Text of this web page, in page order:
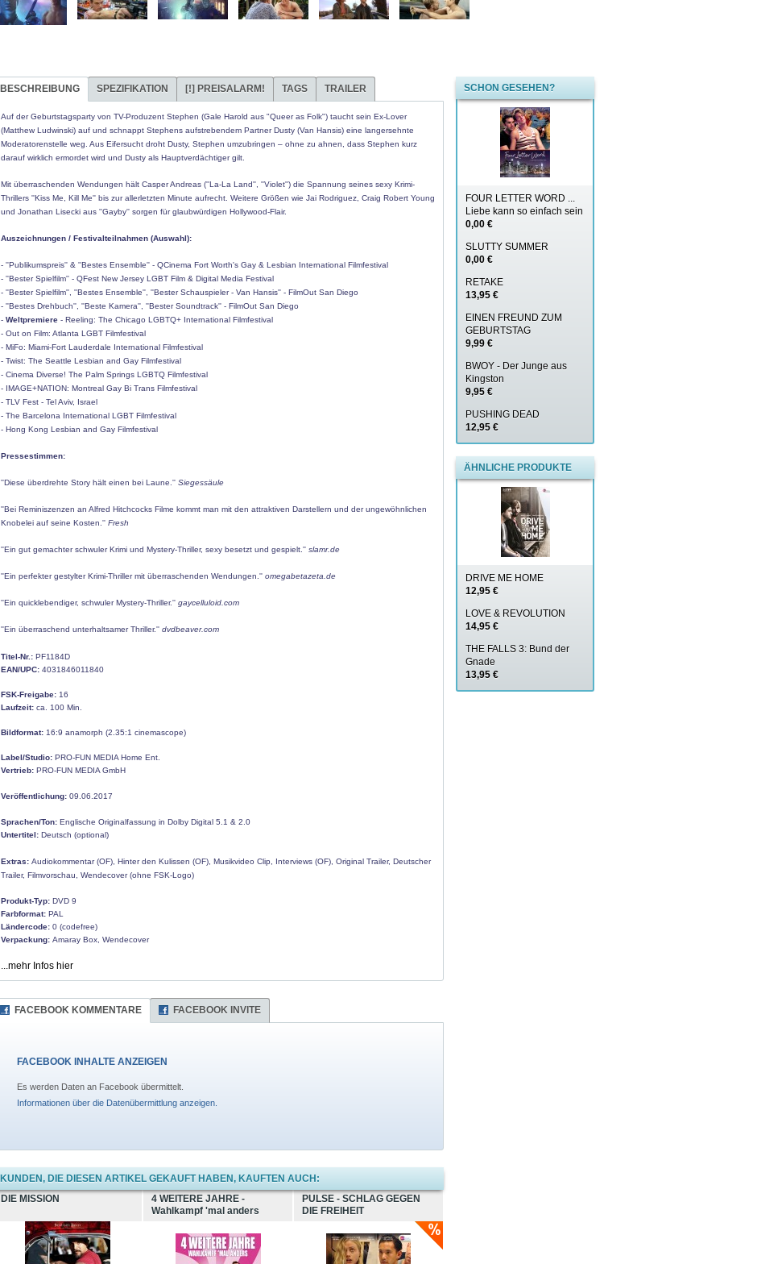
BESCHREIBUNG SPEZIFIKATION [!] PREISALARM! TAGS TRAILER
Auf der Geburtstagsparty von TV-Produzent Stephen (Gale Harold aus "Queer as Folk") taucht sein Ex-Lover
(Matthew Ludwinski) auf und schnappt Stephens aufstrebendem Partner Dusty (Van Hansis) eine langersehnte
Moderatorenstelle weg. Aus Eifersucht droht Dusty, Stephen umzubringen – ohne zu ahnen, dass Stephen kurz
darauf wirklich ermordet wird und Dusty als Hauptverdächtiger gilt.
Mit überraschenden Wendungen hält Casper Andreas (''La-La Land'' ''Violet'') die Spannung seines sexy Krimi-
Thrillers ''Kiss Me, Kill Me'' bis zur allerletzten Minute aufrecht. Weitere Größen wie Jai Rodriguez, Craig Robert Young
und Jonathan Lisecki aus ''Gayby'' sorgen für glaubwürdigen Hollywood-Flair.
Auszeichnungen / Festivalteilnahmen (Auswahl):
- ''Publikumspreis'' & ''Bestes Ensemble'' - QCinema Fort Worth's Gay & Lesbian International Filmfestival
- ''Bester Spielfilm'' - QFest New Jersey LGBT Film & Digital Media Festival
- ''Bester Spielfilm'', ''Bestes Ensemble'', ''Bester Schauspieler - Van Hansis'' - FilmOut San Diego
- ''Bestes Drehbuch'', ''Beste Kamera'', ''Bester Soundtrack'' - FilmOut San Diego
- Weltpremiere - Reeling: The Chicago LGBTQ+ International Filmfestival
- Out on Film: Atlanta LGBT Filmfestival
- MiFo: Miami-Fort Lauderdale International Filmfestival
- Twist: The Seattle Lesbian and Gay Filmfestival
- Cinema Diverse! The Palm Springs LGBTQ Filmfestival
- IMAGE+NATION: Montreal Gay Bi Trans Filmfestival
- TLV Fest - Tel Aviv, Israel
- The Barcelona International LGBT Filmfestival
- Hong Kong Lesbian and Gay Filmfestival
Pressestimmen:
''Diese überdrehte Story hält einen bei Laune.'' Siegessäule
''Bei Reminiszenzen an Alfred Hitchcocks Filme kommt man mit den attraktiven Darstellern und der ungewöhnlichen
Knobelei auf seine Kosten.'' Fresh
''Ein gut gemachter schwuler Krimi und Mystery-Thriller, sexy besetzt und gespielt.'' slamr.de
''Ein perfekter gestylter Krimi-Thriller mit überraschenden Wendungen.'' omegabetazeta.de
''Ein quicklebendiger, schwuler Mystery-Thriller.'' gaycelluloid.com
''Ein überraschend unterhaltsamer Thriller.'' dvdbeaver.com
Titel-Nr.: PF1184D
EAN/UPC: 4031846011840
FSK-Freigabe: 16
Laufzeit: ca. 100 Min.
Bildformat: 16:9 anamorph (2.35:1 cinemascope)
Label/Studio: PRO-FUN MEDIA Home Ent.
Vertrieb: PRO-FUN MEDIA GmbH
Veröffentlichung: 09.06.2017
Sprachen/Ton: Englische Originalfassung in Dolby Digital 5.1 & 2.0
Untertitel: Deutsch (optional)
Extras: Audiokommentar (OF), Hinter den Kulissen (OF), Musikvideo Clip, Interviews (OF), Original Trailer, Deutscher
Trailer, Filmvorschau, Wendecover (ohne FSK-Logo)
Produkt-Typ: DVD 9
Farbformat: PAL
Ländercode: 0 (codefree)
Verpackung: Amaray Box, Wendecover
...mehr Infos hier
FACEBOOK KOMMENTARE FACEBOOK INVITE
FACEBOOK INHALTE ANZEIGEN
Es werden Daten an Facebook übermittelt.
Informationen über die Datenübermittlung anzeigen.
KUNDEN, DIE DIESEN ARTIKEL GEKAUFT HABEN, KAUFTEN AUCH:
DIE MISSION
4 WEITERE JAHRE -
Wahlkampf 'mal anders
PULSE - SCHLAG GEGEN
DIE FREIHEIT
SCHON GESEHEN?
FOUR LETTER WORD ...
Liebe kann so einfach sein
0,00 €
SLUTTY SUMMER
0,00 €
RETAKE
13,95 €
EINEN FREUND ZUM
GEBURTSTAG
9,99 €
BWOY - Der Junge aus
Kingston
9,95 €
PUSHING DEAD
12,95 €
ÄHNLICHE PRODUKTE
DRIVE ME HOME
12,95 €
LOVE & REVOLUTION
14,95 €
THE FALLS 3: Bund der
Gnade
13,95 €